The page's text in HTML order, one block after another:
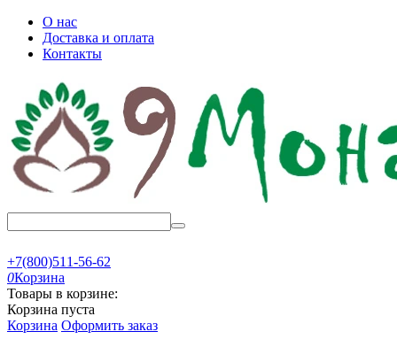
О нас
Доставка и оплата
Контакты
+7(800)511-56-62
0Корзина
Товары в корзине:
Корзина пуста
Корзина Оформить заказ